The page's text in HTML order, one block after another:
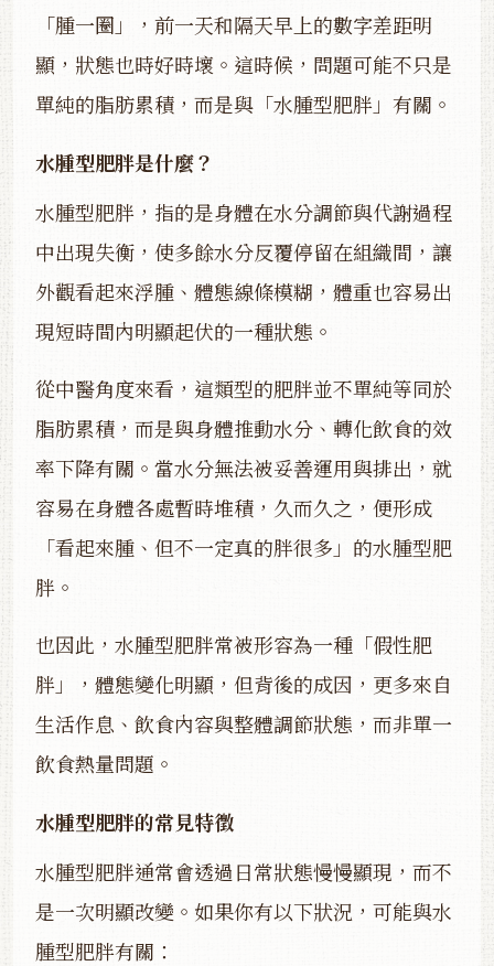
「腫一圈」，前一天和隔天早上的數字差距明
顯，狀態也時好時壞。這時候，問題可能不只是
單純的脂肪累積，而是與「水腫型肥胖」有關。
水腫型肥胖是什麼？
水腫型肥胖，指的是身體在水分調節與代謝過程
中出現失衡，使多餘水分反覆停留在組織間，讓
外觀看起來浮腫、體態線條模糊，體重也容易出
現短時間內明顯起伏的一種狀態。
從中醫角度來看，這類型的肥胖並不單純等同於
脂肪累積，而是與身體推動水分、轉化飲食的效
率下降有關。當水分無法被妥善運用與排出，就
容易在身體各處暫時堆積，久而久之，便形成
「看起來腫、但不一定真的胖很多」的水腫型肥
胖。
也因此，水腫型肥胖常被形容為一種「假性肥
胖」，體態變化明顯，但背後的成因，更多來自
生活作息、飲食內容與整體調節狀態，而非單一
飲食熱量問題。
水腫型肥胖的常見特徵
水腫型肥胖通常會透過日常狀態慢慢顯現，而不
是一次明顯改變。如果你有以下狀況，可能與水
腫型肥胖有關：